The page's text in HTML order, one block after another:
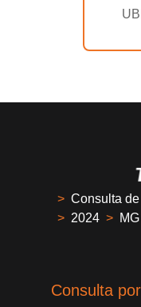
> Consulta
> 2024 > MG
Consulta